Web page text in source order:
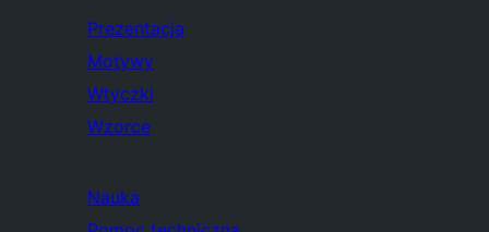
Prezentacja
Motywy
Wtyczki
Wzorce
Nauka